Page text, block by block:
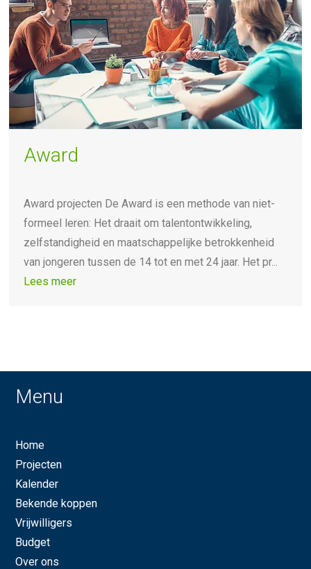
Award
Award projecten De Award is een methode van niet-
formeel leren: Het draait om talentontwikkeling,
zelfstandigheid en maatschappelijke betrokkenheid
van jongeren tussen de 14 tot en met 24 jaar. Het pr...
Lees meer
Menu
Home
Projecten
Kalender
Bekende koppen
Vrijwilligers
Budget
Over ons